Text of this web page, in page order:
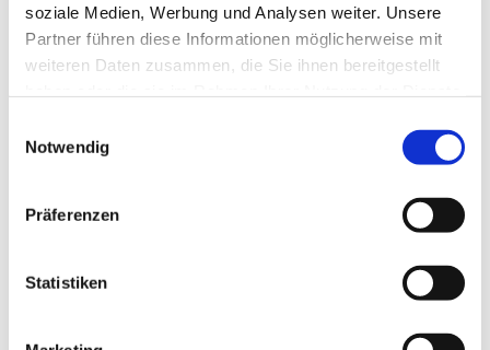
soziale Medien, Werbung und Analysen weiter. Unsere
Partner führen diese Informationen möglicherweise mit
weiteren Daten zusammen, die Sie ihnen bereitgestellt
Notwendig
Präferenzen
Statistiken
Dies könnte Sie auch